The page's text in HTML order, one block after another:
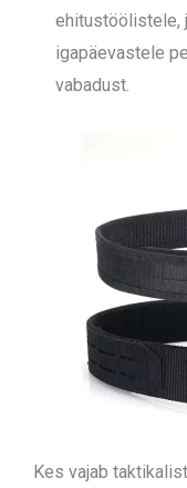
ehitustöölistele,
igapäevastele
vabadust.
Kes vajab